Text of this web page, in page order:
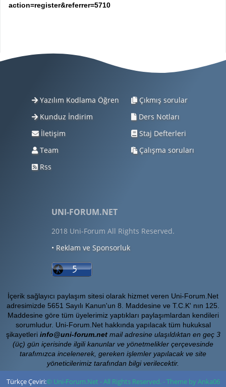
action=register&referrer=5710
Yazılım Kodlama Öğren
Kunduz İndirim
İletişim
Team
Rss
Çıkmış sorular
Ders Notları
Staj Defterleri
Çalışma soruları
UNI-FORUM.NET
2018 Uni-Forum All Rights Reserved.
• Reklam ve Sponsorluk
İçerik sağlayıcı paylaşım sitesi olarak hizmet veren Uni-Forum.Net
adresimizde 5651 Sayılı Kanun'un 8. Maddesine ve T.C.K' nın 125.
Maddesine göre tüm üyelerimiz yaptıkları paylaşımlardan kendileri
sorumludur. Uni-Forum.Net hakkında yapılacak tüm hukuksal
şikayetleri info@uni-forum.netmail adresine ulaşıldıktan en geç 3
(üç) gün içerisinde ilgili kanunlar ve yönetmelikler çerçevesinde
tarafımızca incelenerek, gereken işlemler yapılacak ve site
yöneticilerimiz tarafından bilgi verilecektir.
© Uni-Forum.Net - All Rights Reserved. - Theme by Anka06
Türkçe Çeviri: